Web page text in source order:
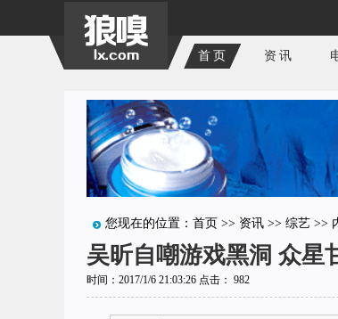
首页 资讯
您现在的位置： 首页 >> 资讯 >> 综艺 >>
吴昕自嘲游戏黑洞 众星
时间：2017/1/6 21:03:26 点击： 982